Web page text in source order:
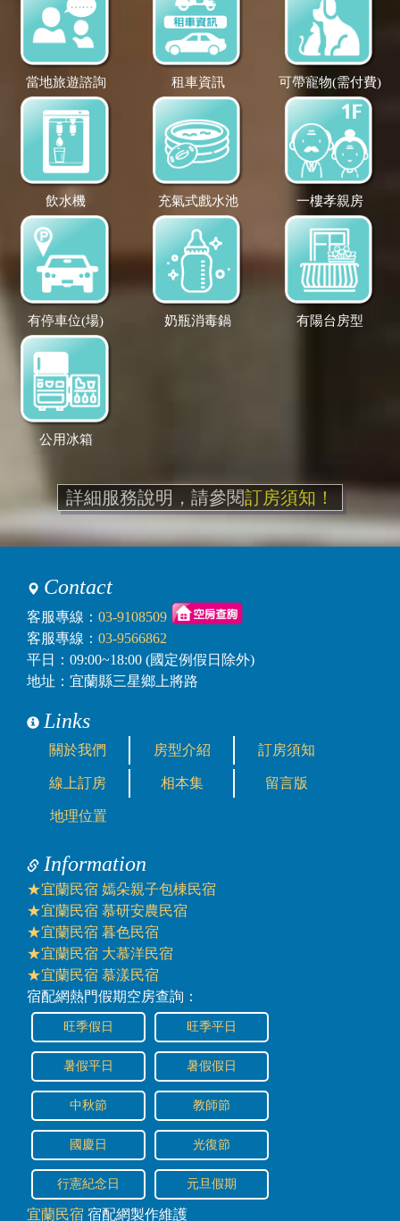
當地旅遊諮詢 租車資訊 可帶寵物(需付費)
飲水機 充氣式戲水池 一樓孝親房
有停車位(場) 奶瓶消毒鍋 有陽台房型
公用冰箱
詳細服務說明，請參閱訂房須知！
Contact
客服專線： 03-9108509
客服專線： 03-9566862
平日：09:00~18:00 (國定例假日除外)
地址：宜蘭縣三星鄉上將路
Links
關於我們 房型介紹 訂房須知
線上訂房 相本集 留言版
地理位置
Information
★宜蘭民宿 嫣朵親子包棟民宿
★宜蘭民宿 慕研安農民宿
★宜蘭民宿 暮色民宿
★宜蘭民宿 大慕洋民宿
★宜蘭民宿 慕漾民宿
宿配網熱門假期空房查詢：
旺季假日 旺季平日
暑假平日 暑假假日
中秋節 教師節
國慶日 光復節
行憲紀念日 元旦假期
宜蘭民宿 宿配網製作維護